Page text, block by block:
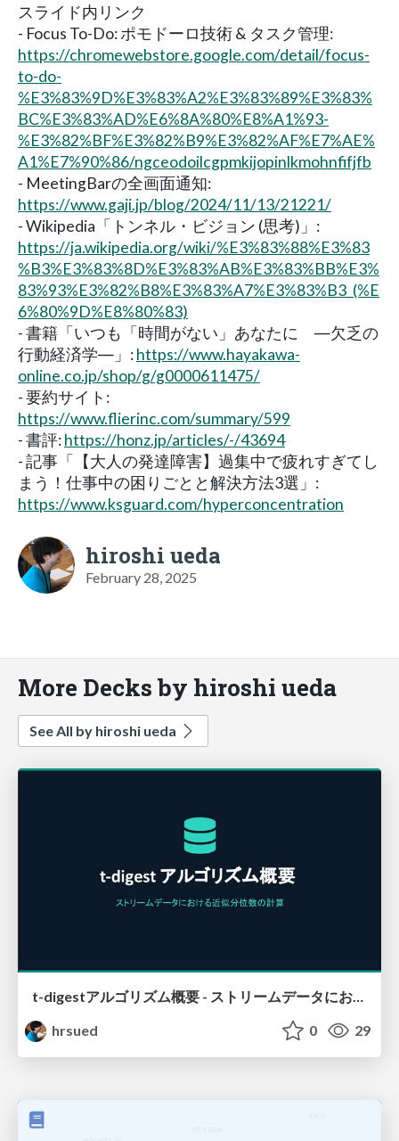
スライド内リンク
- Focus To-Do: ポモドーロ技術 & タスク管理:
https://chromewebstore.google.com/detail/focus-
to-do-
%E3%83%9D%E3%83%A2%E3%83%89%E3%83%
BC%E3%83%AD%E6%8A%80%E8%A1%93-
%E3%82%BF%E3%82%B9%E3%82%AF%E7%AE%
A1%E7%90%86/ngceodoilcgpmkijopinlkmohnfifjfb
- MeetingBarの全画面通知:
https://www.gaji.jp/blog/2024/11/13/21221/
- Wikipedia「トンネル・ビジョン (思考)」:
https://ja.wikipedia.org/wiki/%E3%83%88%E3%83
%B3%E3%83%8D%E3%83%AB%E3%83%BB%E3%
83%93%E3%82%B8%E3%83%A7%E3%83%B3_(%E
6%80%9D%E8%80%83)
- 書籍「いつも「時間がない」あなたに ―欠乏の
行動経済学―」:https://www.hayakawa-
online.co.jp/shop/g/g0000611475/
- 要約サイト:
https://www.flierinc.com/summary/599
- 書評:https://honz.jp/articles/-/43694
- 記事「【大人の発達障害】過集中で疲れすぎてし
まう！仕事中の困りごとと解決方法3選」:
https://www.ksguard.com/hyperconcentration
hiroshi ueda
February 28, 2025
More Decks by hiroshi ueda
See All by hiroshi ueda
t-digestアルゴリズム概要 - ストリームデータにおける近似分位点の計算
hrsued
0 29